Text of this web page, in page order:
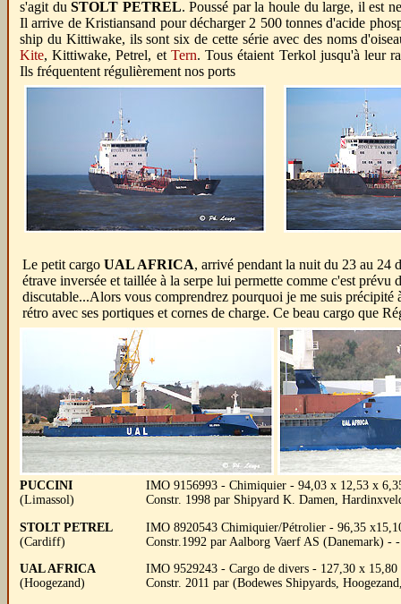
s'agit duSTOLT PETREL. Poussé par la houle du large, il est
Il arrive de Kristiansand pour décharger 2 500 tonnes d'acide
ship du Kittiwake, ils sont six de cette série avec des noms
Kite, Kittiwake, Petrel, et Tern. Tous étaient Terkol jusqu'à leur
Ils fréquentent régulièrement nos ports
Le petit cargo UAL AFRICA, arrivé pendant la nuit du 23 au 24
étrave inversée et taillée à la serpe lui permette comme c'est
discutable...Alors vous comprendrez pourquoi je me suis
rétro avec ses portiques et cornes de charge. Ce beau cargo que
PUCCINI
(Limassol)
IMO 9156993 - Chimiquier - 94,03 x 12,53 x
Constr. 1998 par Shipyard K. Damen,
STOLT PETREL
(Cardiff)
IMO 8920543 Chimiquier/Pétrolier - 96,35
Constr.1992 par Aalborg Vaerf AS (Danemark)
UAL AFRICA
(Hoogezand)
IMO 9529243 - Cargo de divers - 127,30 x
Constr. 2011 par (Bodewes Shipyards,